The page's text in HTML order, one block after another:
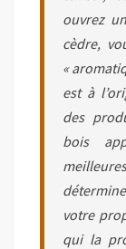
ouvrez
cèdre,
«
est à
des
bois
votre
qui la